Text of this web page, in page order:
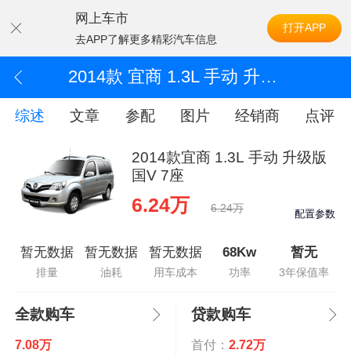
网上车市
去APP了解更多精彩汽车信息
打开APP
2014款 宜商 1.3L 手动 升级版 国V 7座
综述 文章 参配 图片 经销商 点评
2014款宜商 1.3L 手动 升级版
国V 7座
6.24万 6.24万 配置参数
暂无数据
排量
暂无数据
油耗
暂无数据
用车成本
68Kw
功率
暂无
3年保值率
全款购车
7.08万
贷款购车
首付： 2.72万